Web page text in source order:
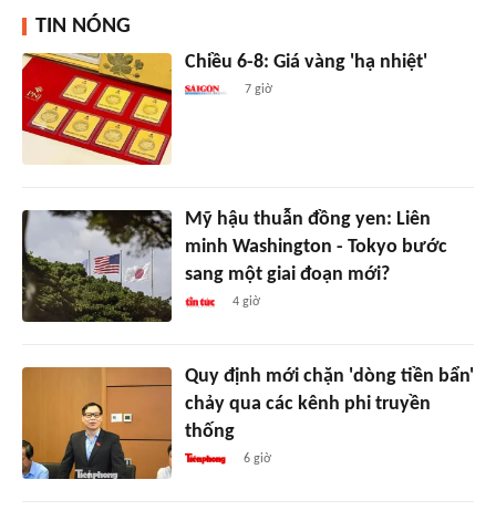
TIN NÓNG
Chiều 6-8: Giá vàng 'hạ nhiệt'
7 giờ
Mỹ hậu thuẫn đồng yen: Liên
minh Washington - Tokyo bước
sang một giai đoạn mới?
4 giờ
Quy định mới chặn 'dòng tiền bẩn'
chảy qua các kênh phi truyền
thống
6 giờ